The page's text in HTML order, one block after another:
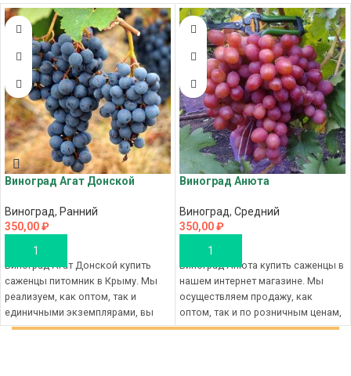
Виноград Агат Донской
Виноград, Ранний
350,00₽
В КОРЗИНУ
Виноград Агат Донской купить
саженцы питомник в Крыму. Мы
реализуем, как оптом, так и
единичными экземплярами, вы
приобретаете саженцы по
Виноград Анюта
Виноград, Средний
350,00₽
В КОРЗИНУ
Виноград Анюта купить саженцы в
нашем интернет магазине. Мы
осуществляем продажу, как
оптом, так и по розничным ценам,
вы совершаете покупку саженцы